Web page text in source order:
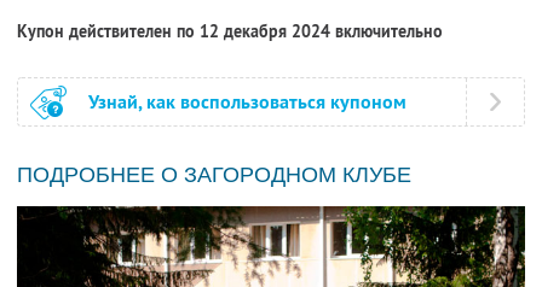
Купон действителен по 12 декабря 2024 включительно
Узнай, как воспользоваться купоном
ПОДРОБНЕЕ О ЗАГОРОДНОМ КЛУБЕ